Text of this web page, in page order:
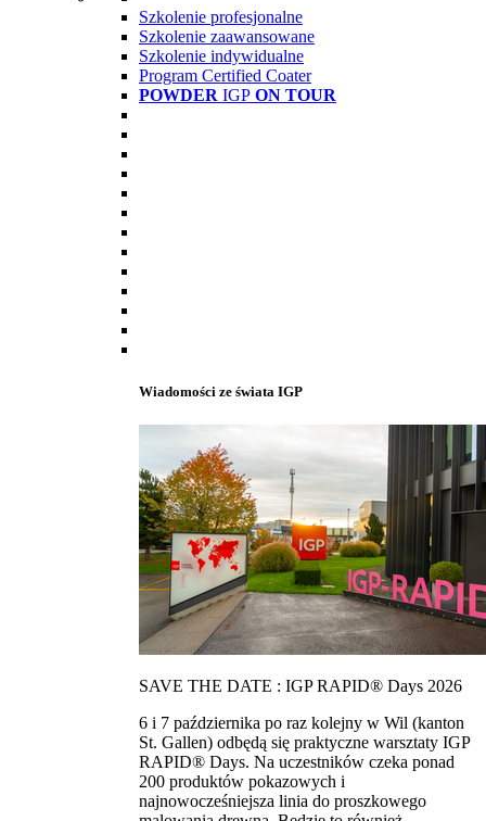
Szkolenie profesjonalne
Szkolenie zaawansowane
Szkolenie indywidualne
Program Certified Coater
POWDER IGP ON TOUR
Wiadomości ze świata IGP
SAVE THE DATE : IGP RAPID® Days 2026
6 i 7 października po raz kolejny w Wil (kanton
St. Gallen) odbędą się praktyczne warsztaty IGP
RAPID® Days. Na uczestników czeka ponad
200 produktów pokazowych i
najnowocześniejsza linia do proszkowego